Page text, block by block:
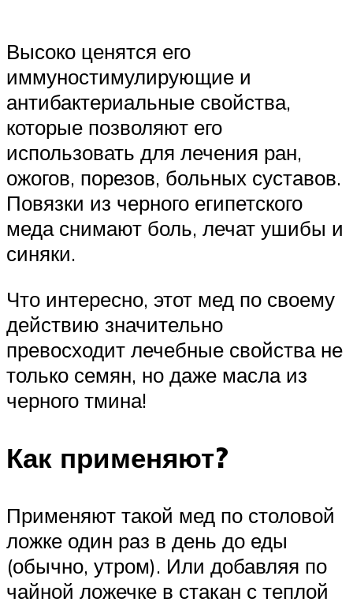
Высоко ценятся его
иммуностимулирующие и
антибактериальные свойства,
которые позволяют его
использовать для лечения ран,
ожогов, порезов, больных суставов.
Повязки из черного египетского
меда снимают боль, лечат ушибы и
синяки.
Что интересно, этот мед по своему
действию значительно
превосходит лечебные свойства не
только семян, но даже масла из
черного тмина!
Как применяют?
Применяют такой мед по столовой
ложке один раз в день до еды
(обычно, утром). Или добавляя по
чайной ложечке в стакан с теплой